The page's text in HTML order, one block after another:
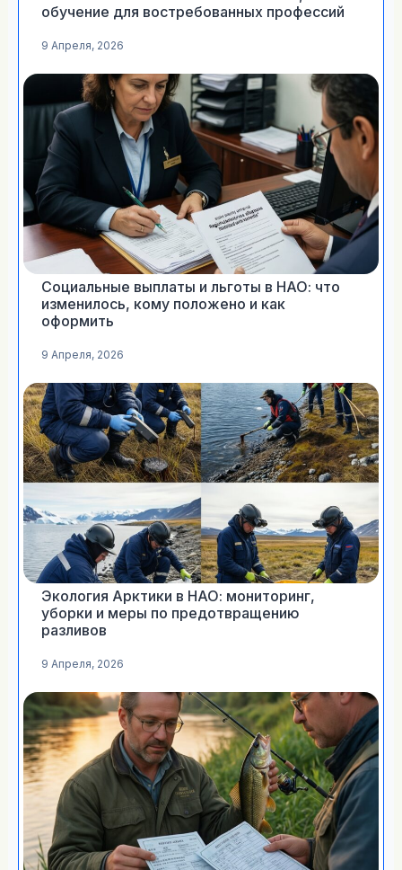
обучение для востребованных профессий
9 Апреля, 2026
Социальные выплаты и льготы в НАО: что
изменилось, кому положено и как
оформить
9 Апреля, 2026
Экология Арктики в НАО: мониторинг,
уборки и меры по предотвращению
разливов
9 Апреля, 2026